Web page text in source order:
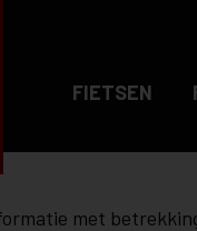
FIETSEN
met